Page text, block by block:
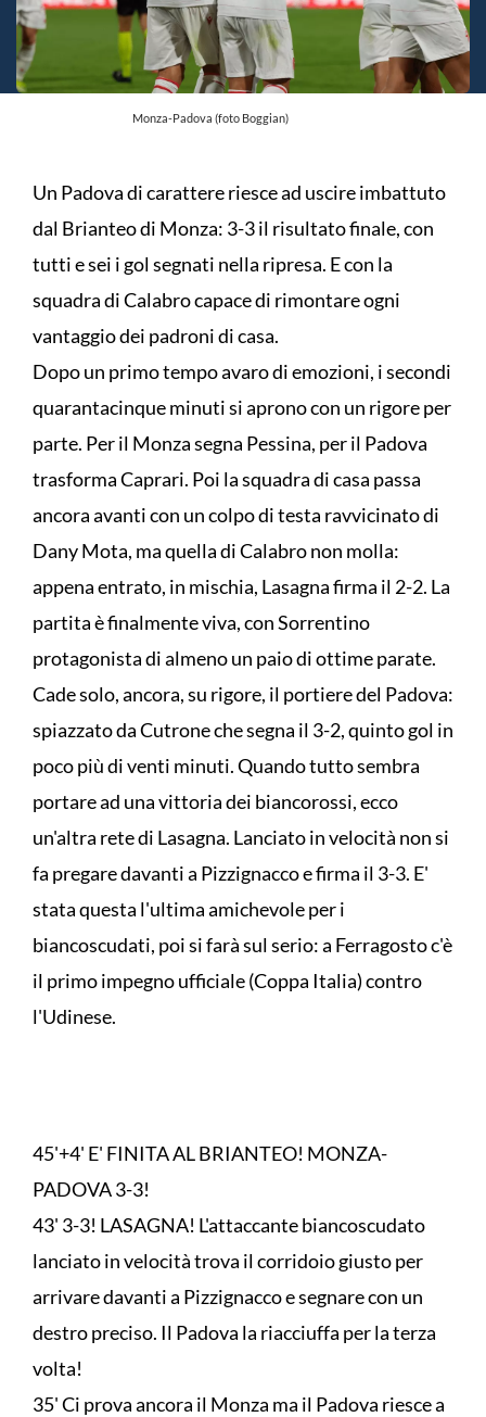
Monza-Padova (foto Boggian)
Un Padova di carattere riesce ad uscire imbattuto
dal Brianteo di Monza: 3-3 il risultato finale, con
tutti e sei i gol segnati nella ripresa. E con la
squadra di Calabro capace di rimontare ogni
vantaggio dei padroni di casa.
Dopo un primo tempo avaro di emozioni, i secondi
quarantacinque minuti si aprono con un rigore per
parte. Per il Monza segna Pessina, per il Padova
trasforma Caprari. Poi la squadra di casa passa
ancora avanti con un colpo di testa ravvicinato di
Dany Mota, ma quella di Calabro non molla:
appena entrato, in mischia, Lasagna firma il 2-2. La
partita è finalmente viva, con Sorrentino
protagonista di almeno un paio di ottime parate.
Cade solo, ancora, su rigore, il portiere del Padova:
spiazzato da Cutrone che segna il 3-2, quinto gol in
poco più di venti minuti. Quando tutto sembra
portare ad una vittoria dei biancorossi, ecco
un'altra rete di Lasagna. Lanciato in velocità non si
fa pregare davanti a Pizzignacco e firma il 3-3. E'
stata questa l'ultima amichevole per i
biancoscudati, poi si farà sul serio: a Ferragosto c'è
il primo impegno ufficiale (Coppa Italia) contro
l'Udinese.
45'+4' E' FINITA AL BRIANTEO! MONZA-
PADOVA 3-3!
43' 3-3! LASAGNA! L'attaccante biancoscudato
lanciato in velocità trova il corridoio giusto per
arrivare davanti a Pizzignacco e segnare con un
destro preciso. Il Padova la riacciuffa per la terza
volta!
35' Ci prova ancora il Monza ma il Padova riesce a